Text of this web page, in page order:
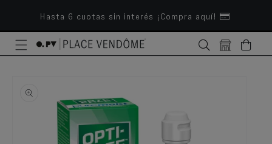
al contenido
Hasta 6 cuotas sin interés ¡Compra aquí!
Bolsa